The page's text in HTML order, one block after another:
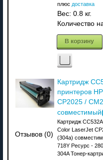
плюс доставка
Вес: 0.8 кг.
Количество
В корзину
Отзывов (0)
Картридж
принтеров
CP2025 /
совместимый
Картридж
Color LaserJet
(304a)
718Y Ресурс -
304A Тонер-